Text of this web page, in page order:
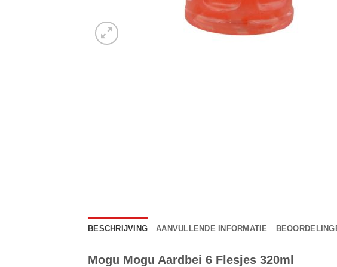
BESCHRIJVING AANVULLENDE INFORMATIE
Mogu Mogu Aardbei 6 Flesjes 320ml